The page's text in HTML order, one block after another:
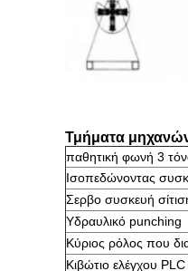
Τμήματα
παθητική φωνή 3
Ισοπεδώνοντας
Σερβο συσκευή
Υδραυλικό punching
Κύριος ρόλος που
Κιβώτιο ελέγχου PLC